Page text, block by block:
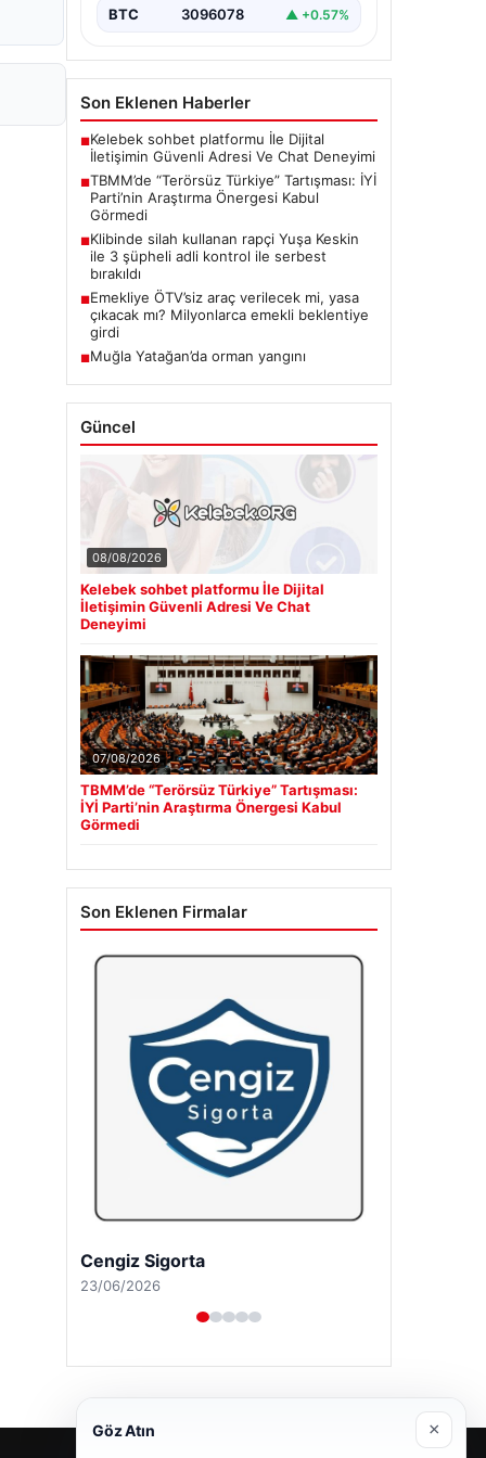
BTC 3096078 ▲ +0.57%
Son Eklenen Haberler
■Kelebek sohbet platformu İle Dijital
İletişimin Güvenli Adresi Ve Chat Deneyimi
■TBMM’de “Terörsüz Türkiye” Tartışması: İYİ
Parti’nin Araştırma Önergesi Kabul
Görmedi
■Klibinde silah kullanan rapçi Yuşa Keskin
ile 3 şüpheli adli kontrol ile serbest
bırakıldı
■Emekliye ÖTV’siz araç verilecek mi, yasa
çıkacak mı? Milyonlarca emekli beklentiye
girdi
■Muğla Yatağan’da orman yangını
Güncel
08/08/2026
Kelebek sohbet platformu İle Dijital
İletişimin Güvenli Adresi Ve Chat
Deneyimi
07/08/2026
TBMM’de “Terörsüz Türkiye” Tartışması:
İYİ Parti’nin Araştırma Önergesi Kabul
Görmedi
Son Eklenen Firmalar
Cengiz Sigorta
23/06/2026
Göz Atın ×